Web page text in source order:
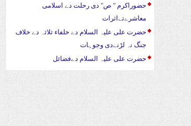
حضوراکرم " ص" دی رحلت دے اسلامی
معاشرےتےاثرات
حضرت علی علیہ السلام دے خلفاء ثلاثہ دے خلاف
جنگ نہ لڑنےدی وجوہات
حضرت علی علیہ السلام دےفضائل